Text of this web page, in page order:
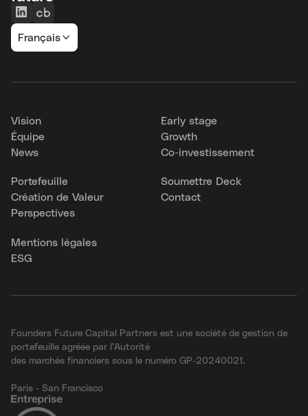
Français
Vision
Équipe
News
Early stage
Growth
Co-investissement
Portefeuille
Création de Valeur
Perspectives
Soumettre Deck
Contact
Mentions légales
ESG
Founders Future Capital Partners est une société de gestion de
portefeuille agréée par l’Autorité
des marchés financiers sous le numéro GP-20240021.
Paris - San Francisco